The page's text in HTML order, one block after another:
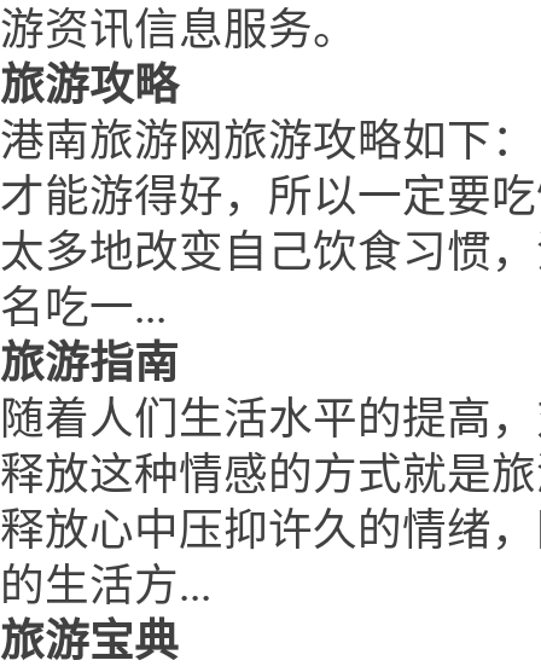
游资讯信息服务。
旅游攻略
港南旅游网旅游攻略如下
才能游得好，所以一定要
太多地改变自己饮食习惯
名吃一...
旅游指南
随着人们生活水平的提高
释放这种情感的方式就是
释放心中压抑许久的情绪
的生活方...
旅游宝典